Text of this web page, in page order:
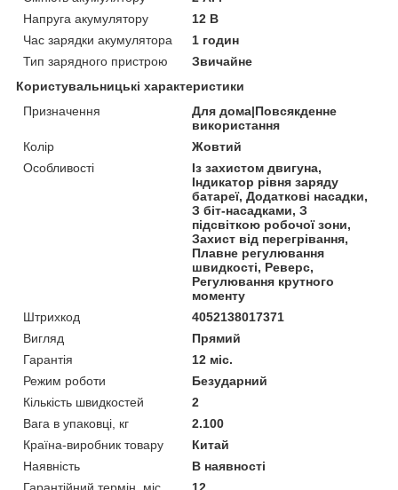
Напруга акумулятору
12 В
Час зарядки акумулятора
1 годин
Тип зарядного пристрою
Звичайне
Користувальницькі характеристики
Призначення
Для дома|Повсякденне
використання
Колір
Жовтий
Особливості
Із захистом двигуна,
Індикатор рівня заряду
батареї, Додаткові насадки,
З біт-насадками, З
підсвіткою робочої зони,
Захист від перегрівання,
Плавне регулювання
швидкості, Реверс,
Регулювання крутного
моменту
Штрихкод
4052138017371
Вигляд
Прямий
Гарантія
12 міс.
Режим роботи
Безударний
Кількість швидкостей
2
Вага в упаковці, кг
2.100
Країна-виробник товару
Китай
Наявність
В наявності